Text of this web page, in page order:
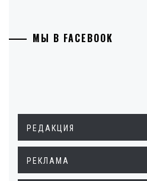
МЫ В FACEBOOK
РЕДАКЦИЯ
РЕКЛАМА